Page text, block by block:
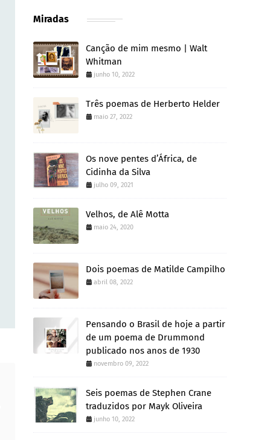
Miradas
Canção de mim mesmo | Walt
Whitman
junho 10, 2022
Três poemas de Herberto Helder
maio 27, 2022
Os nove pentes d’África, de
Cidinha da Silva
julho 09, 2021
Velhos, de Alê Motta
maio 24, 2020
Dois poemas de Matilde Campilho
abril 08, 2022
Pensando o Brasil de hoje a partir
de um poema de Drummond
publicado nos anos de 1930
novembro 09, 2022
Seis poemas de Stephen Crane
traduzidos por Mayk Oliveira
junho 10, 2022